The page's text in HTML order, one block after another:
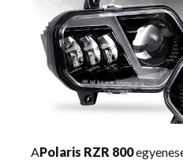
APolaris RZR 800